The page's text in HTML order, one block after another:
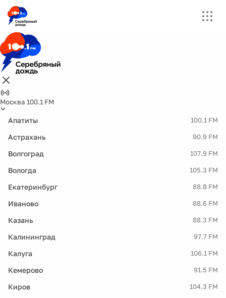
Москва 100.1 FM
Апатиты 100.1 FM
Астрахань 90.9 FM
Волгоград 107.9 FM
Вологда 105.3 FM
Екатеринбург 88.8 FM
Иваново 88.6 FM
Казань 88.3 FM
Калининград 97.7 FM
Калуга 106.1 FM
Кемерово 91.5 FM
Киров 104.3 FM